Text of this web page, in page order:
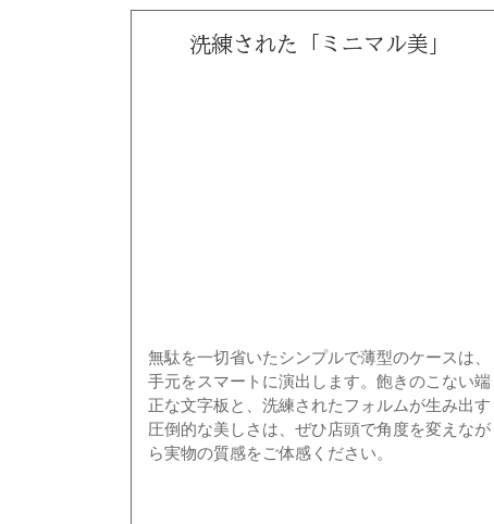
洗練された「ミニマル美」
無駄を一切省いたシンプルで薄型のケースは、
手元をスマートに演出します。飽きのこない端
正な文字板と、洗練されたフォルムが生み出す
圧倒的な美しさは、ぜひ店頭で角度を変えなが
ら実物の質感をご体感ください。